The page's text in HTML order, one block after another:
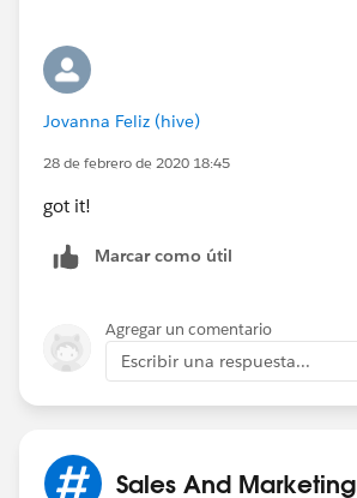
Jovanna Feliz (hive)
28 de febrero de 2020 18:45
got it!
Marcar como útil
Agregar un comentario
Escribir una respuesta...
Sales And Marketing